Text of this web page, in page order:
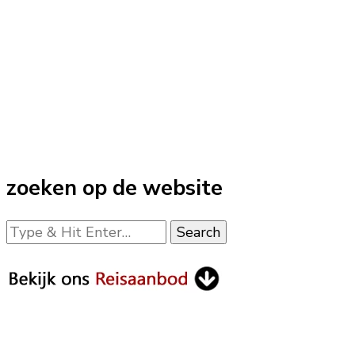
zoeken op de website
Looking
for
Something?